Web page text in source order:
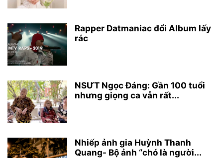
Rapper Datmaniac đổi Album lấy
rác
NSƯT Ngọc Đáng: Gần 100 tuổi
nhưng giọng ca vẫn rất...
Nhiếp ảnh gia Huỳnh Thanh
Quang- Bộ ảnh “chó là người...